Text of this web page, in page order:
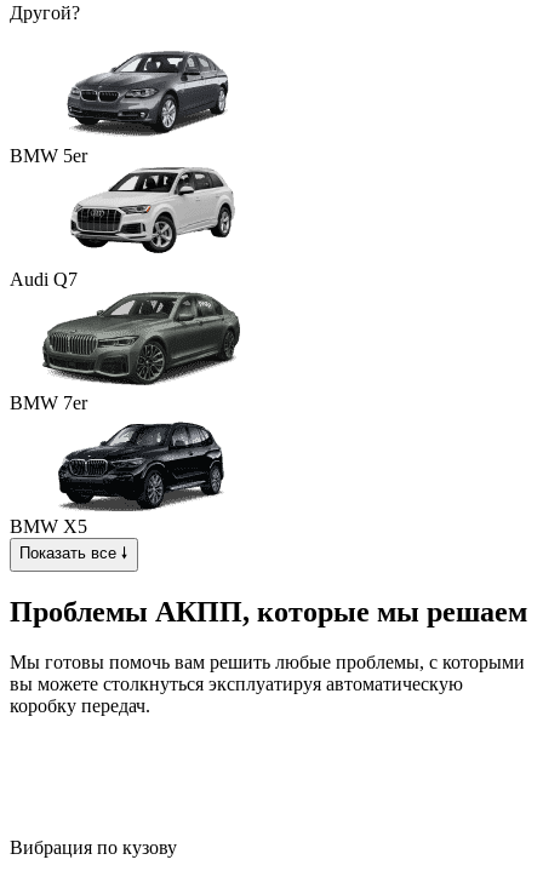
Другой?
BMW 5er
Audi Q7
BMW 7er
BMW X5
Показать все 🠗
Проблемы АКПП, которые мы решаем
Мы готовы помочь вам решить любые проблемы, с которыми
вы можете столкнуться эксплуатируя автоматическую
коробку передач.
Вибрация по кузову